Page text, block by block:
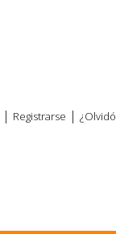
| Registrarse |